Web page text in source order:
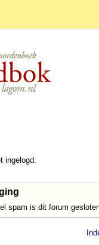
ingelogd.
spam is dit forum